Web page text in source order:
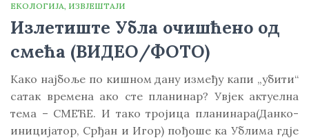
ЕКОЛОГИЈА ИЗВЈЕШТАЈИ
Излетиште Убла очишћено од
смећа (ВИДЕО/ФОТО)
Како најбоље по кишном дану између капи „убити“
сатак времена ако сте планинар? Увјек актуелна
тема – СМЕЋЕ. И тако тројица планинара(Данко-
иницијатор, Срђан и Игор) пођоше ка Ублима гдје